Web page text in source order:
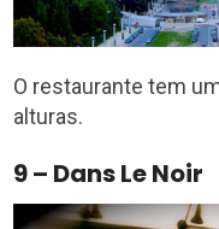
O restaurante tem
alturas.
9 – Dans Le Noir